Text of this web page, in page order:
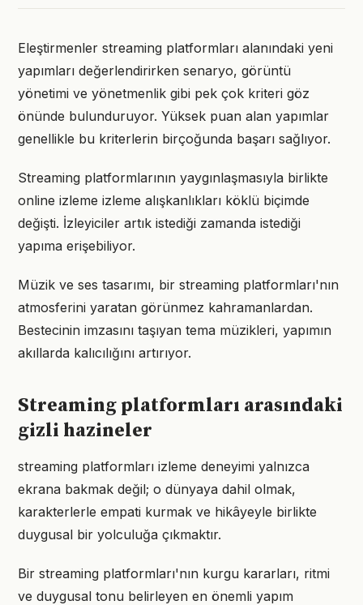
Eleştirmenler streaming platformları alanındaki yeni
yapımları değerlendirirken senaryo, görüntü
yönetimi ve yönetmenlik gibi pek çok kriteri göz
önünde bulunduruyor. Yüksek puan alan yapımlar
genellikle bu kriterlerin birçoğunda başarı sağlıyor.
Streaming platformlarının yaygınlaşmasıyla birlikte
online izleme izleme alışkanlıkları köklü biçimde
değişti. İzleyiciler artık istediği zamanda istediği
yapıma erişebiliyor.
Müzik ve ses tasarımı, bir streaming platformları'nın
atmosferini yaratan görünmez kahramanlardan.
Bestecinin imzasını taşıyan tema müzikleri, yapımın
akıllarda kalıcılığını artırıyor.
Streaming platformları arasındaki
gizli hazineler
streaming platformları izleme deneyimi yalnızca
ekrana bakmak değil; o dünyaya dahil olmak,
karakterlerle empati kurmak ve hikâyeyle birlikte
duygusal bir yolculuğa çıkmaktır.
Bir streaming platformları'nın kurgu kararları, ritmi
ve duygusal tonu belirleyen en önemli yapım